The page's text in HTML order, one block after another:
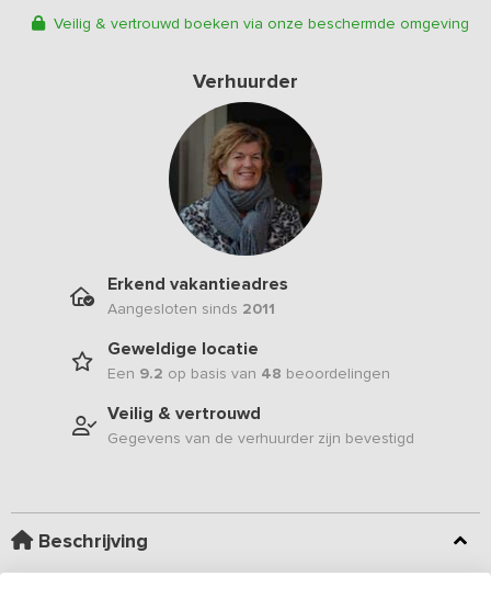
Veilig & vertrouwd boeken via onze beschermde omgeving
Verhuurder
Erkend vakantieadres
Aangesloten sinds 2011
Geweldige locatie
Een 9.2 op basis van 48 beoordelingen
Veilig & vertrouwd
Gegevens van de verhuurder zijn bevestigd
Beschrijving